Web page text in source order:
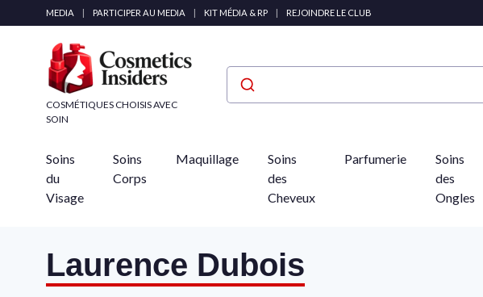
MEDIA | PARTICIPER AU MEDIA | KIT MÉDIA & RP | REJOINDRE LE CLUB
COSMÉTIQUES CHOISIS AVEC
SOIN
Soins
du
Visage
Soins
Corps
Maquillage
Soins
des
Cheveux
Parfumerie
Soins
des
Ongles
Laurence Dubois
Panneau de gestion des cookies